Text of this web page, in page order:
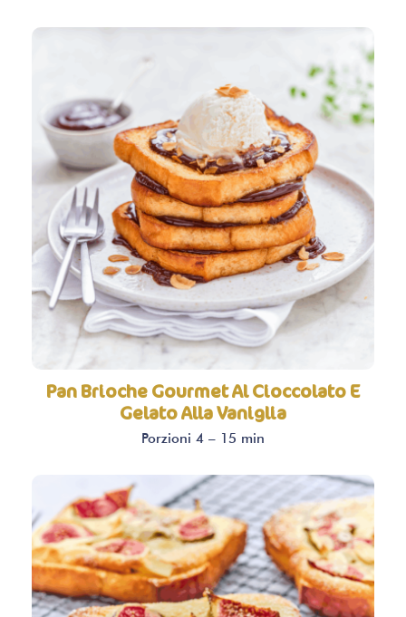
Pan Brioche Gourmet Al Cioccolato E
Gelato Alla Vaniglia
Porzioni 4 – 15 min